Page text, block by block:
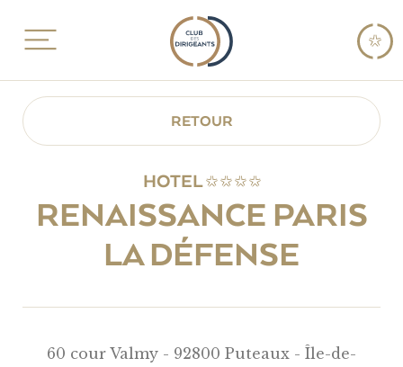
HOTEL
RENAISSANCE PARIS
LA DÉFENSE
60 cour Valmy - 92800 Puteaux - Île-de-
RETOUR